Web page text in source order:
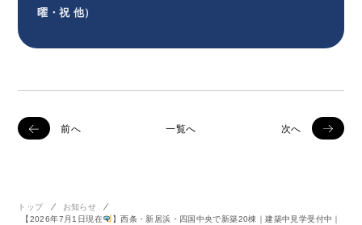
曜・祝 他）
前へ 一覧へ 次へ
トップ
お知らせ
【2026年7月1日現在
】西条・新居浜・四国中央で新築20棟｜建築中見学受付中｜